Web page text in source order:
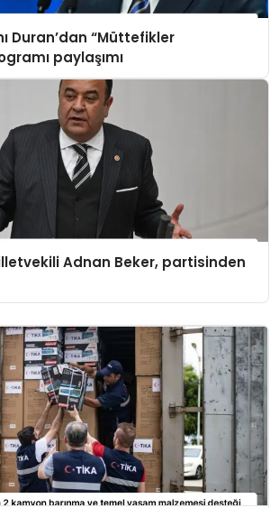
Duran’dan “Müttefikler
paylaşımı
Adnan Beker, partisinden